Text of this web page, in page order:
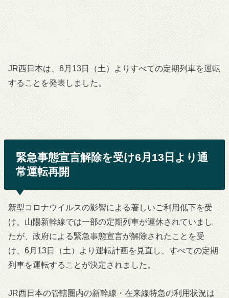
JR西日本は、6月13日（土）よりすべての定期列車を運転
することを発表しました。
緊急事態宣言解除を受け6月13日より通
常運転再開
新型コロナウイルスの影響による著しいご利用低下を受
け、山陽新幹線では一部の定期列車が運休されていまし
たが、政府による緊急事態宣言が解除されたことを受
け、6月13日（土）より運転計画を見直し、すべての定期
列車を運転することが決定されました。
JR西日本の管轄圏内の新幹線・在来線特急の利用状況は